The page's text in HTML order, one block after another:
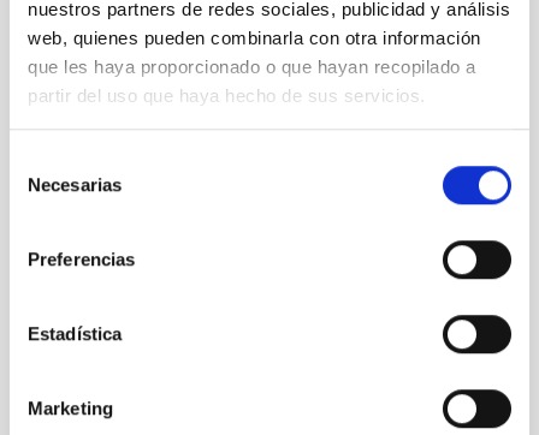
nuestros partners de redes sociales, publicidad y análisis
web, quienes pueden combinarla con otra información
que les haya proporcionado o que hayan recopilado a
partir del uso que haya hecho de sus servicios.
Necesarias
Preferencias
Estadística
Marketing
del curso
AEACI
2022
(ESA) en la
2022
Te puede interesar